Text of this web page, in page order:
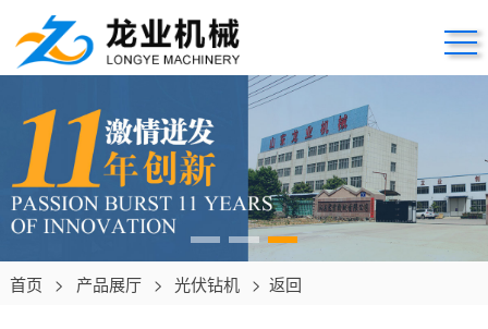
首页 > 产品展厅 > 光伏钻机 > 返回